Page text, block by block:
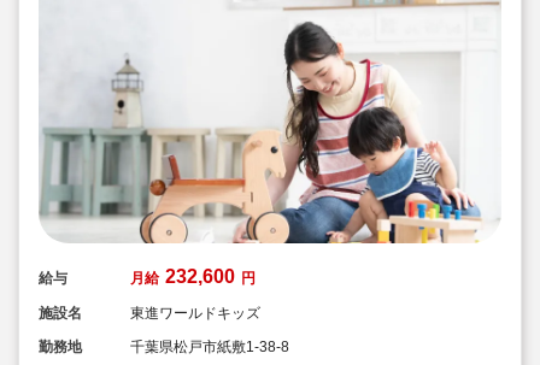
給与 月給 232,600 円
施設名
東進ワールドキッズ
勤務地
千葉県松戸市紙敷1-38-8